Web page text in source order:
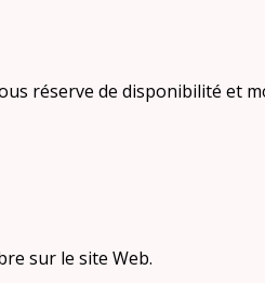
réserve de disponibilité et
sur le site Web.